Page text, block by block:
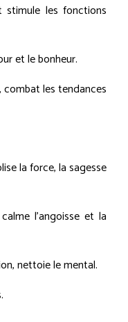
stimule les fonctions
et le bonheur.
combat les tendances
la force, la sagesse
l'angoisse et la
nettoie le mental.